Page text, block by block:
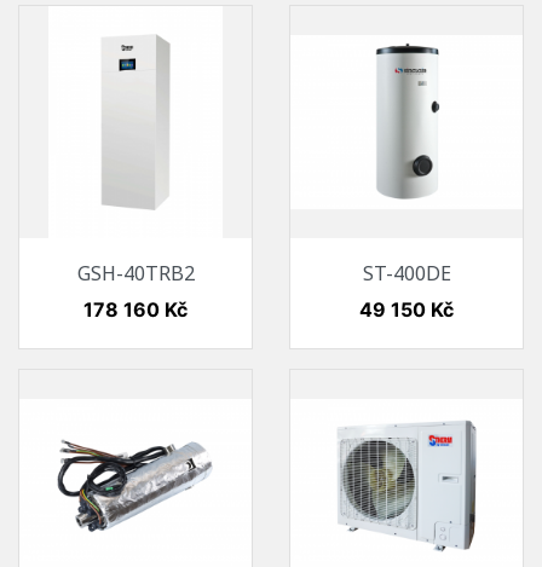
GSH-40TRB2
Cena
178 160 Kč
ST-400DE
Cena
49 150 Kč